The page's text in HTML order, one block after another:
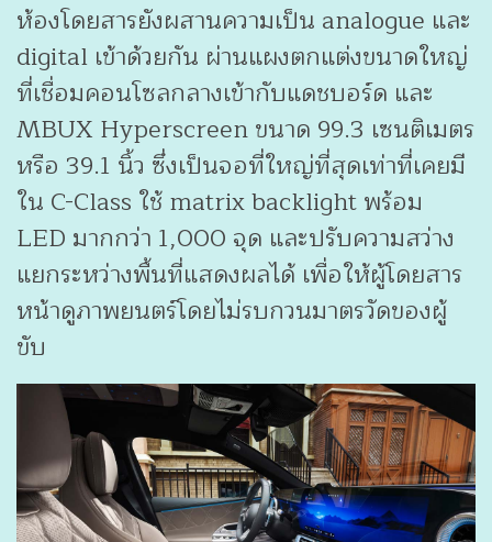
ห้องโดยสารยังผสานความเป็น analogue และ
digital เข้าด้วยกัน ผ่านแผงตกแต่งขนาดใหญ่
ที่เชื่อมคอนโซลกลางเข้ากับแดชบอร์ด และ
MBUX Hyperscreen ขนาด 99.3 เซนติเมตร
หรือ 39.1 นิ้ว ซึ่งเป็นจอที่ใหญ่ที่สุดเท่าที่เคยมี
ใน C-Class ใช้ matrix backlight พร้อม
LED มากกว่า 1,000 จุด และปรับความสว่าง
แยกระหว่างพื้นที่แสดงผลได้ เพื่อให้ผู้โดยสาร
หน้าดูภาพยนตร์โดยไม่รบกวนมาตรวัดของผู้
ขับ